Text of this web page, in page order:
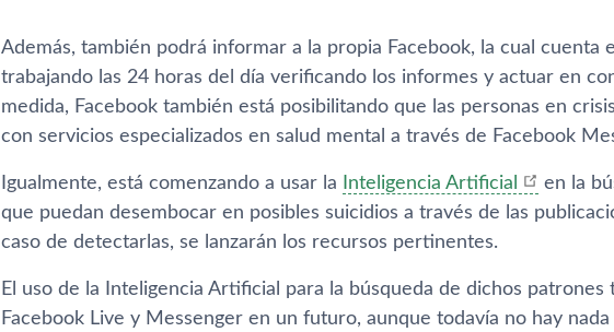
Además, también podrá informar a la propia Facebook, la cual cuenta
trabajando las 24 horas del dí­a verificando los informes y actuar en
medida, Facebook también está posibilitando que las personas en
con servicios especializados en salud mental a través de Facebook
Igualmente, está comenzando a usar la Inteligencia Artificial
en la
que puedan desembocar en posibles suicidios a través de las
caso de detectarlas, se lanzarán los recursos pertinentes.
El uso de la Inteligencia Artificial para la búsqueda de dichos patrones
Facebook Live y Messenger en un futuro, aunque todaví­a no hay